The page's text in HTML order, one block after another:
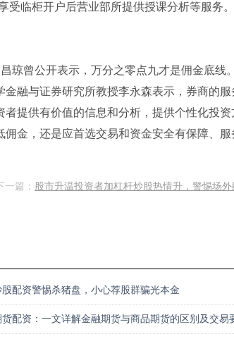
受临柜开户后营业部所提供授课分析等服务。
琼曾公开表示，万分之零点九才是佣金底线
融与证券研究所教授李永森表示，券商的服
提供有价值的信息和分析，提供个性化投资
金，还是应首选交易和资金安全有保障、服
一篇： 股市升温投资者加杠杆炒股热情升，警惕场外
股配资警惕杀猪盘，小心荐股群骗光本金
货配资：一文详解金融期货与商品期货的区别及交易